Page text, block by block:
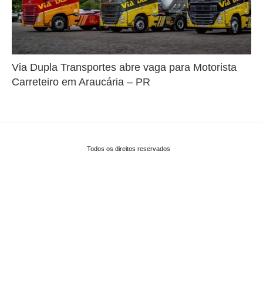
Via Dupla Transportes abre vaga para Motorista
Carreteiro em Araucária – PR
Todos os direitos reservados